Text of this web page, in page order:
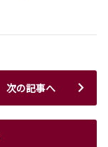
次の記事へ